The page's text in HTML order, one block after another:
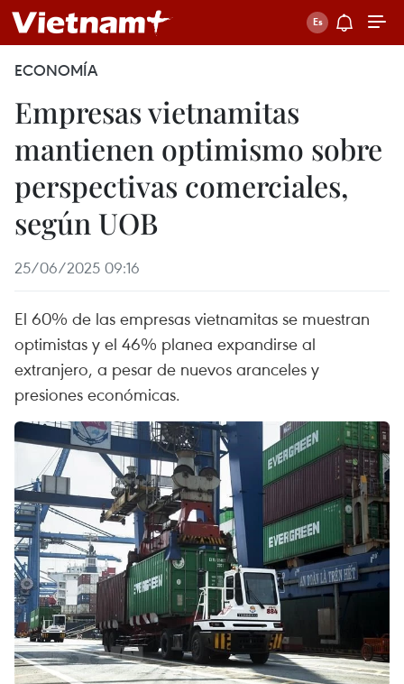
ECONOMÍA
Empresas vietnamitas
mantienen optimismo sobre
perspectivas comerciales,
según UOB
25/06/2025 09:16
El 60% de las empresas vietnamitas se muestran
optimistas y el 46% planea expandirse al
extranjero, a pesar de nuevos aranceles y
presiones económicas.